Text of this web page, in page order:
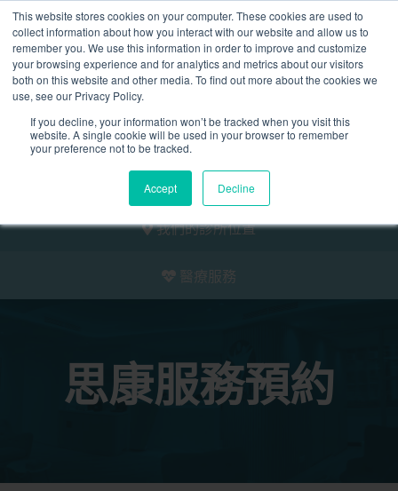
This website stores cookies on your computer. These cookies are used to
collect information about how you interact with our website and allow us to
remember you. We use this information in order to improve and customize
your browsing experience and for analytics and metrics about our visitors
both on this website and other media. To find out more about the cookies we
use, see our Privacy Policy.
If you decline, your information won’t be tracked when you visit this
website. A single cookie will be used in your browser to remember
your preference not to be tracked.
Accept Decline
2155 9055
預約
我們的診所位置
醫療服務
思康服務預約